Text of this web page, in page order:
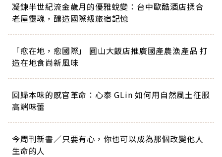
凝鍊半世紀流金歲月的優雅蛻變：台中歐酷酒店揉合
老屋靈魂，釀造國際級旅宿記憶
「愈在地，愈國際」 圓山大飯店推廣國產農漁產品 打
造在地食尚新風味
回歸本味的感官革命：心泰 GLin 如何用自然風土征服
高端味蕾
今周刊新書／只要有心，你也可以成為那個改變他人
生命的人